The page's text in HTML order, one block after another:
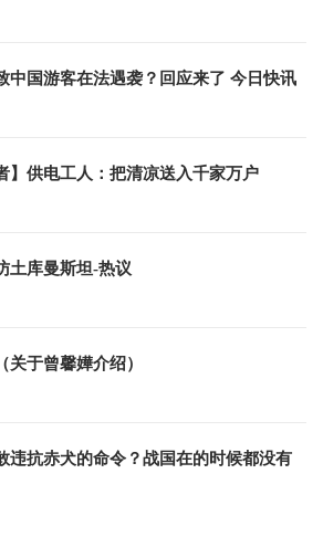
中国游客在法遇袭？回应来了 今日快讯
】供电工人：把清凉送入千家万户
土库曼斯坦-热议
于曾馨嬅介绍）
违抗赤犬的命令？战国在的时候都没有